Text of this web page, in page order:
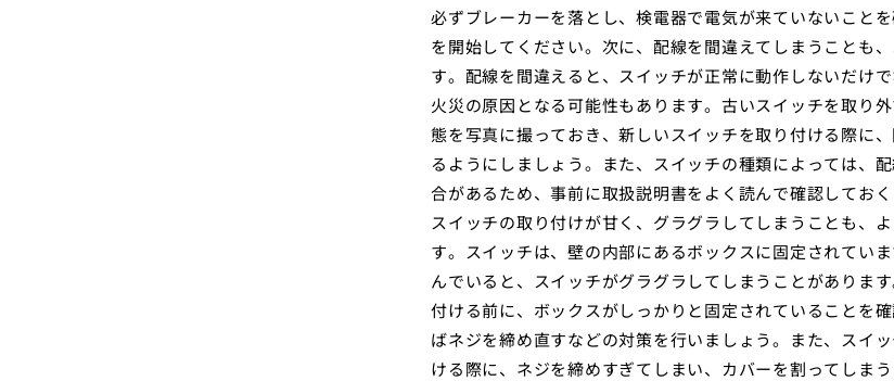
必ずブレーカーを落とし、検電器で電気が来ていないこと
を開始してください。次に、配線を間違えてしまうことも
す。配線を間違えると、スイッチが正常に動作しないだけ
火災の原因となる可能性もあります。古いスイッチを取り
態を写真に撮っておき、新しいスイッチを取り付ける際に
るようにしましょう。また、スイッチの種類によっては、
合があるため、事前に取扱説明書をよく読んで確認しておく
スイッチの取り付けが甘く、グラグラしてしまうことも、
す。スイッチは、壁の内部にあるボックスに固定されてい
んでいると、スイッチがグラグラしてしまうことがありま
付ける前に、ボックスがしっかりと固定されていることを
ばネジを締め直すなどの対策を行いましょう。また、スイ
ける際に、ネジを締めすぎてしまい、カバーを割ってしまう